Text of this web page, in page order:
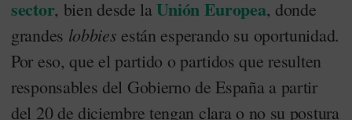
sector, bien desde laUnión Europea, donde
grandes lobbies están esperando su oportunidad.
Por eso, que el partido o partidos que resulten
responsables del Gobierno de España a partir
del 20 de diciembre tengan clara o no su postura